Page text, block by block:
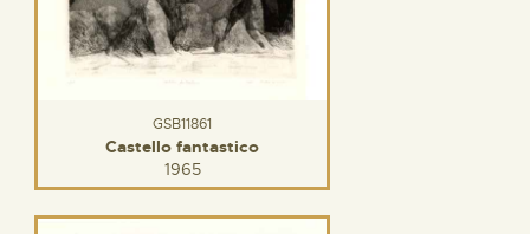
GSB11861
Castello fantastico
1965